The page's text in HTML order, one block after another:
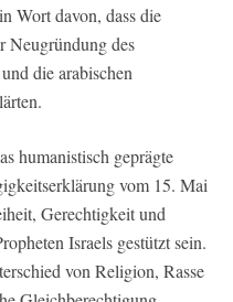
Wort davon, dass die
Neugründung des
die arabischen
humanistisch geprägte
vom 15. Mai
Gerechtigkeit und
Israels gestützt sein.
von Religion, Rasse